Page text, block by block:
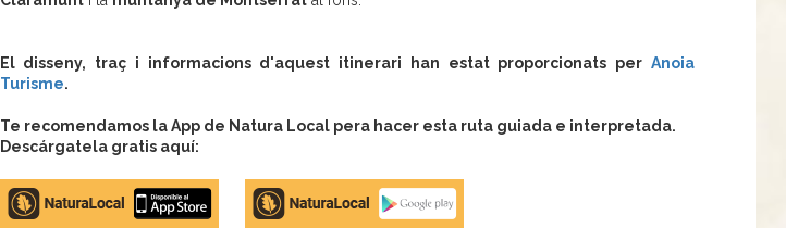
El disseny, traç i informacions d'aquest itinerari han estat proporcionats per Anoia
Turisme.
Te recomendamos la App de Natura Local pera hacer esta ruta guiada e interpretada.
Descárgatela gratis aquí:
Apple
store
Google
Play